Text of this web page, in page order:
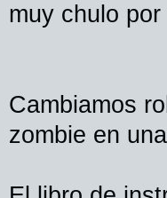
muy chulo
Cambiamos
zombie en